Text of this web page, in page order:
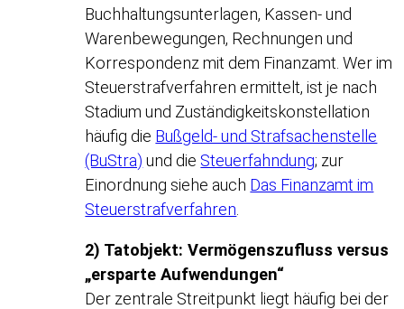
Buchhaltungsunterlagen, Kassen- und
Warenbewegungen, Rechnungen und
Korrespondenz mit dem Finanzamt. Wer im
Steuerstrafverfahren ermittelt, ist je nach
Stadium und Zuständigkeitskonstellation
häufig die Bußgeld- und Strafsachenstelle
(BuStra) und dieSteuerfahndung; zur
Einordnung siehe auch Das Finanzamt im
Steuerstrafverfahren
2) Tatobjekt: Vermögenszufluss versus
„ersparte Aufwendungen“
Der zentrale Streitpunkt liegt häufig bei der